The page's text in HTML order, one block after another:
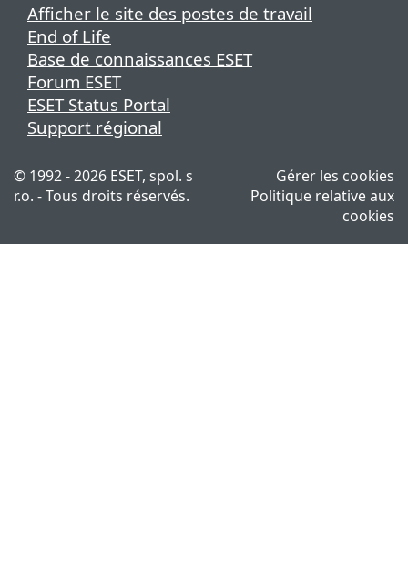
Afficher le site des postes de travail
End of Life
Base de connaissances ESET
Forum ESET
ESET Status Portal
Support régional
© 1992 - 2026 ESET, spol. s
r.o. - Tous droits réservés.
Gérer les cookies
Politique relative aux
cookies